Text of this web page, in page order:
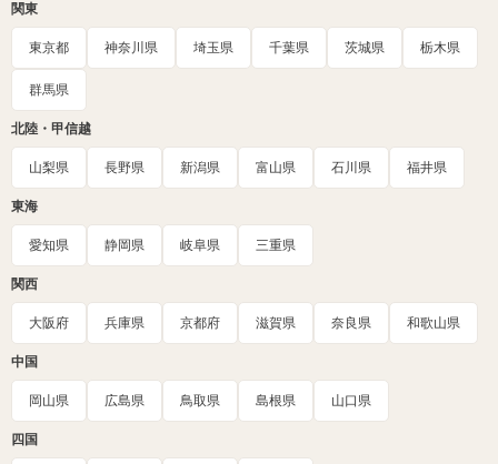
関東
東京都 神奈川県 埼玉県 千葉県 茨城県 栃木県
群馬県
北陸・甲信越
山梨県 長野県 新潟県 富山県 石川県 福井県
東海
愛知県 静岡県 岐阜県 三重県
関西
大阪府 兵庫県 京都府 滋賀県 奈良県 和歌山県
中国
岡山県 広島県 鳥取県 島根県 山口県
四国